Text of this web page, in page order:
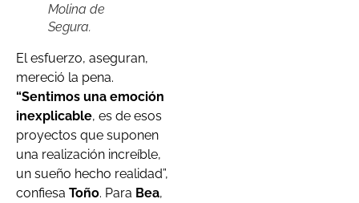
Molina de
Segura.
El esfuerzo, aseguran,
mereció la pena.
“Sentimos una emoción
inexplicable, es de esos
proyectos que suponen
una realización increíble,
un sueño hecho realidad”,
confiesa Toño. Para Bea,